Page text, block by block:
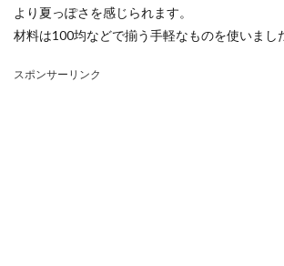
より夏っぽさを感じられます。
材料は100均などで揃う手軽なものを使いまし
スポンサーリンク